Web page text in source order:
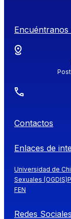
Encuéntranos
Contactos
Enlaces de
Universidad de
Sexuales (OGDIS)
FEN
Redes